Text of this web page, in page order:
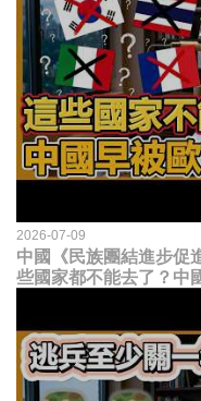
2026-07-09
中國《民族團結進步促
些國家都不能去了？中